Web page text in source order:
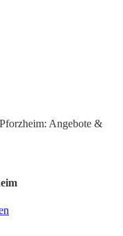
Angebote &